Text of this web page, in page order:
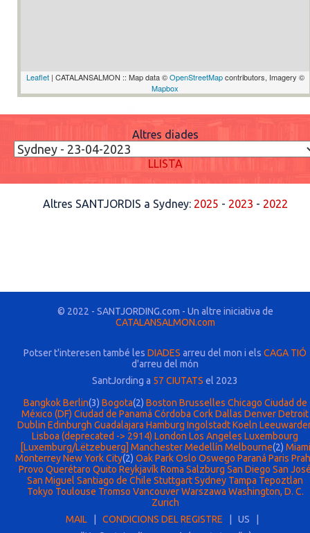
Leaflet| CATALANSALMON :: Map data ©OpenStreetMapcontributors, Imagery ©
Mapbox
Altres diades
LLISTA
Altres SANTJORDIS a Sydney: 2025 - 2023 - 2022
© 2022 - SANTJORDING.com - Un altre iniciativa de
CATALANSALMON.com
Potser t'interesen també les DIADES arreu del mon i els CAGA TIÓ
d'arreu del món
SantJording a 57 CIUTATS el 2023
Bangkok Berlin(3) Bogota(2) Boston Brusselles Chicago Ciudad de
México (DF) Ciudad de Panamá Córdoba CorkDallas DenverDetroit
Dublin Edinburgh Guadalajara Hamburg Ingolstadt Koeln
Lisboa (deprecated -> 2914) London Los Angeles Luxembourg
[Luxemburg/Lëtzebuerg] Manchester Medellín Melbourne(2) Miami
Monterrey New York City(2) Oak Park Oslo Oswego Paraná Paris
Provo Querétaro Quito ReykjavíkRoma Salzburg San Diego San
San Miguel Santiago de Chile StuttgartSydney Tampa Tepoztlan
Tokyo Toulouse Tromso Vancouver Warszawa Washington, D. C.
Zurich
MAIL| CONDICIONS DEL REGISTRE | US |